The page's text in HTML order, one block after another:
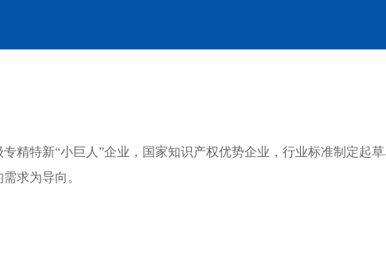
精特新“小巨人”企业，国家知识产权优势企业，行业标准制定起
求为导向。